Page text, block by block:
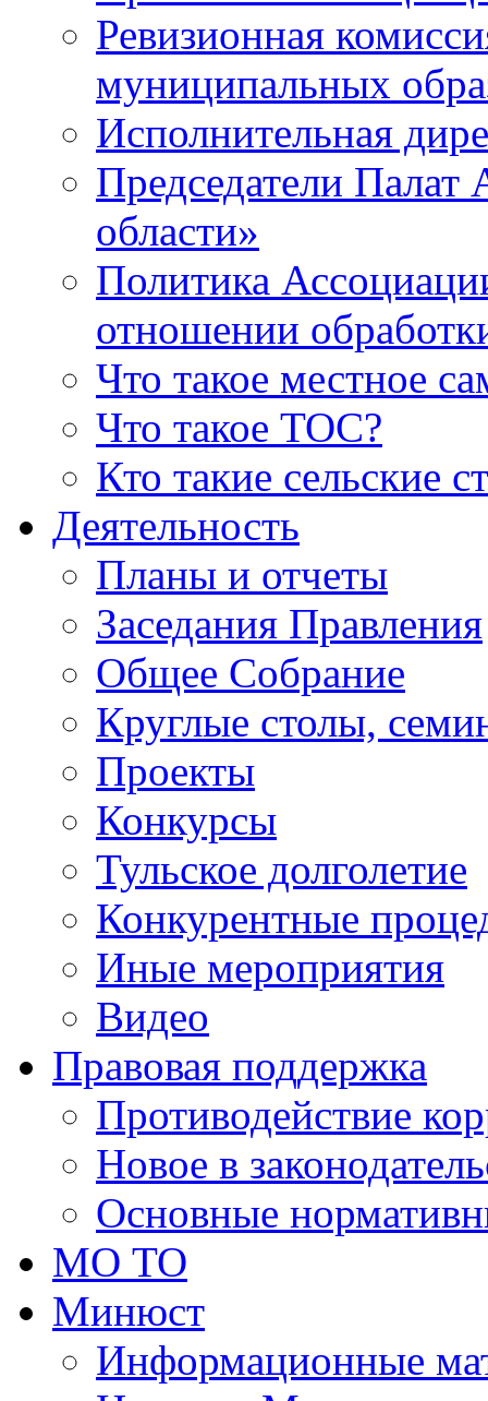
Ревизионная
муниципальных
Исполнительная
Председатели
области»
Политика
отношении
Что такое местное
Что такое ТОС?
Кто такие сельские
Деятельность
Планы и отчеты
Заседания Правления
Общее Собрание
Круглые столы,
Проекты
Конкурсы
Тульское долголетие
Конкурентные
Иные мероприятия
Видео
Правовая поддержка
Противодействие
Новое в
Основные
МО ТО
Минюст
Информационные